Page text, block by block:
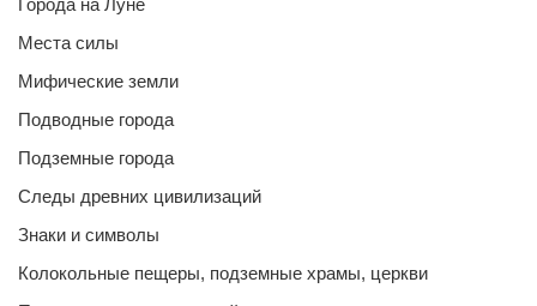
Города на Луне
Места силы
Мифические земли
Подводные города
Подземные города
Следы древних цивилизаций
Знаки и символы
Колокольные пещеры, подземные храмы, церкви